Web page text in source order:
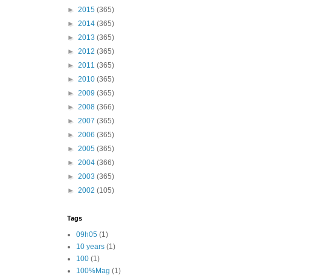
► 2015 (365)
► 2014 (365)
► 2013 (365)
► 2012 (365)
► 2011 (365)
► 2010 (365)
► 2009 (365)
► 2008 (366)
► 2007 (365)
► 2006 (365)
► 2005 (365)
► 2004 (366)
► 2003 (365)
► 2002 (105)
Tags
09h05 (1)
10 years (1)
100 (1)
100%Mag (1)